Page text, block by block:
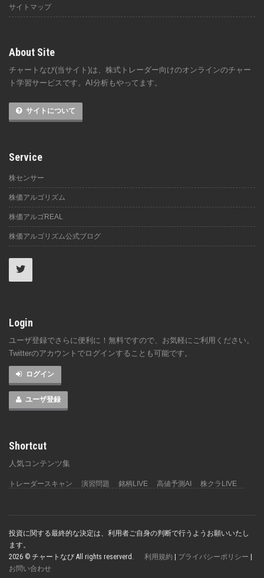
サイトマップ
About Site
チャートなび(当サイト)は、株式トレーダー向けのオンラインのチャー
ト学習サービスです。AI分析もやってます。
サイトについて
Service
株センサー
株価アルゴリズム
株価アルゴREAL
株価アルゴリズム公式ブログ
Login
ユーザ登録でさらに便利に！無料ですので、お気軽にご利用ください。
Twitterのアカウントでログインすることも可能です。
ログイン
ユーザ登録
Shortcut
人気コンテンツ集
トレーダースキャン 演習問題 銘柄LIVE 高値予測AI 株クラLIVE
投資に関する最終的な決定は、利用者ご自身の判断で行うようお願いいたし
ます。
2026 © チャートなび All rights reserverd. 利用規約 プライバシーポリシー
お問い合わせ